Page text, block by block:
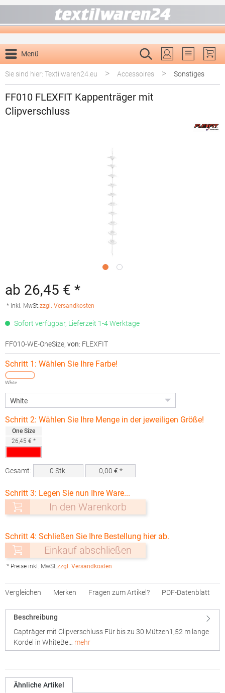
Menü
Du hast 0
Sie sind hier: Textilwaren24.eu
> Accessoires > Sonstiges
FF010 FLEXFIT Kappenträger mit
Clipverschluss
ab 26,45 € *
* inkl. MwSt.zzgl. Versandkosten
Sofort verfügbar, Lieferzeit 1-4 Werktage
FF010-WE-OneSize, von: FLEXFIT
Schritt 1: Wählen Sie Ihre Farbe!
White
Schritt 2: Wählen Sie Ihre Menge in der jeweiligen Größe!
One Size
26,45 € *
Gesamt: 0 Stk. 0,00 € *
Schritt 3: Legen Sie nun Ihre Ware...
In den Warenkorb
Schritt 4: Schließen Sie Ihre Bestellung hier ab.
Einkauf abschließen
* Preise inkl. MwSt.zzgl. Versandkosten
Vergleichen Merken Fragen zum Artikel? PDF-Datenblatt
Beschreibung
Capträger mit Clipverschluss Für bis zu 30 Mützen1,52 m lange
Kordel in WhiteBe… mehr
Ähnliche Artikel